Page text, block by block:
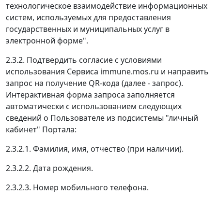
технологическое взаимодействие информационных
систем, используемых для предоставления
государственных и муниципальных услуг в
электронной форме".
2.3.2. Подтвердить согласие с условиями
использования Сервиса immune.mos.ru и направить
запрос на получение QR-кода (далее - запрос).
Интерактивная форма запроса заполняется
автоматически с использованием следующих
сведений о Пользователе из подсистемы "личный
кабинет" Портала:
2.3.2.1. Фамилия, имя, отчество (при наличии).
2.3.2.2. Дата рождения.
2.3.2.3. Номер мобильного телефона.